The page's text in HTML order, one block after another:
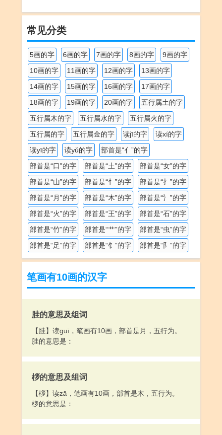
常见分类
5画的字 6画的字 7画的字 8画的字
9画的字
10画的字
11画的字 12画的字
13画的字
14画的字
15画的字 16画的字
17画的字
18画的字
19画的字 20画的字
五行属土的字
五行属木的字
五行属水的字
五行属火的字
五行属的字
五行属金的字 读jī的字
读xí的字
读yī的字
读yǔ的字
部首是“亻”的字
部首是“口”的字
部首是“土”的字
部首是“女”的字
部首是“山”的字
部首是“忄”的字
部首是“扌”的字
部首是“月”的字
部首是“木”的字
部首是“氵”的字
部首是“火”的字
部首是“王”的字
部首是“石”的字
部首是“竹”的字
部首是“艹”的字
部首是“虫”的字
部首是“足”的字
部首是“钅”的字 部首是“阝”的字
笔画有10画的汉字
胿的意思及组词
【胿】读guī，笔画有10画，部首是月，五行为。
胿的意思是：
桚的意思及组词
【桚】读zā，笔画有10画，部首是木，五行为。
桚的意思是：